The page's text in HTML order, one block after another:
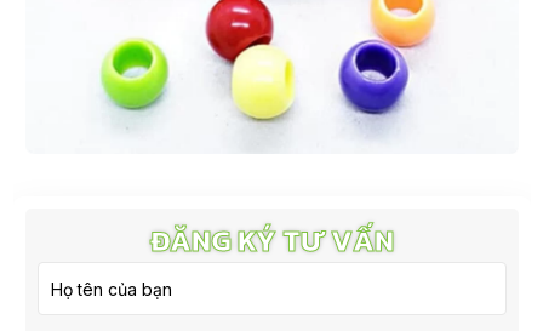
ĐĂNG KÝ TƯ VẤN